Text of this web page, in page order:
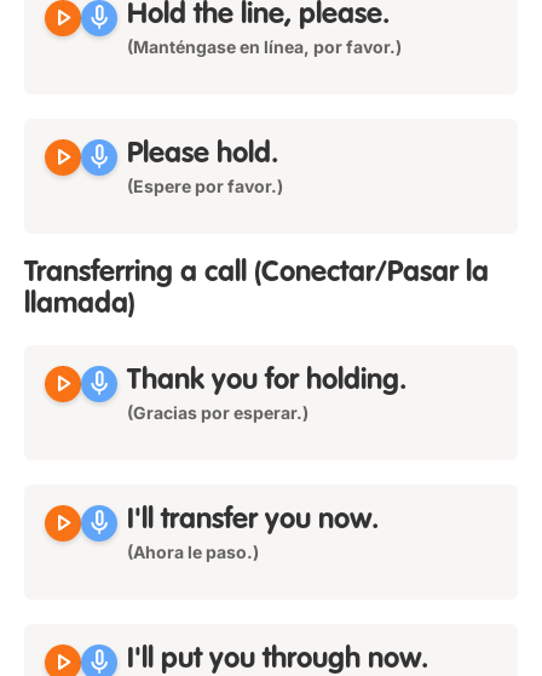
play_arrow mic Hold the line, please.
(Manténgase en línea, por favor.)
play_arrow mic Please hold.
(Espere por favor.)
Transferring a call (Conectar/Pasar la
llamada)
play_arrow mic Thank you for holding.
(Gracias por esperar.)
play_arrow mic I'll transfer you now.
(Ahora le paso.)
play_arrow mic I'll put you through now.